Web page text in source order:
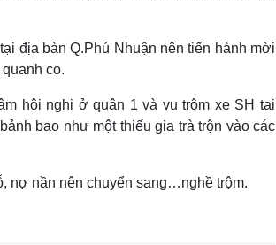
địa bàn Q.Phú Nhuận nên tiến hành mời
co.
hội nghị ở quận 1 và vụ trộm xe SH tại
bao như một thiếu gia trà trộn vào các
nợ nần nên chuyển sang…nghề trộm.